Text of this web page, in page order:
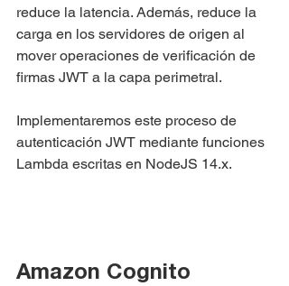
reduce la latencia. Además, reduce la
carga en los servidores de origen al
mover operaciones de verificación de
firmas JWT a la capa perimetral.
Implementaremos este proceso de
autenticación JWT mediante funciones
Lambda escritas en NodeJS 14.x.
Amazon Cognito